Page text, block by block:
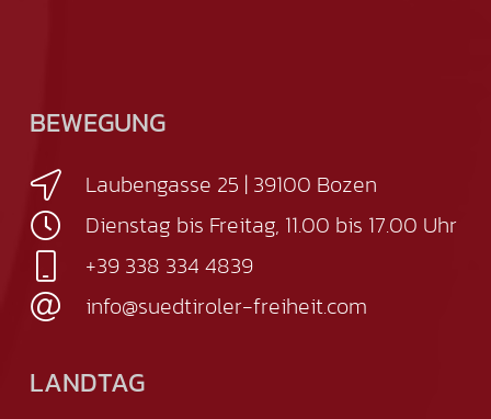
BEWEGUNG
Laubengasse 25 | 39100 Bozen
Dienstag bis Freitag, 11.00 bis 17.00 Uhr
+39 338 334 4839
info@suedtiroler-freiheit.com
LANDTAG